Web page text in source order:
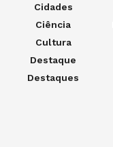
Cidades
Ciência
Cultura
Destaque
Destaques